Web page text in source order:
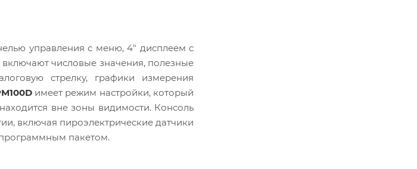
управления с меню, 4" дисплеем с
числовые значения, полезные
стрелку, графики измерения
имеет режим настройки, который
вне зоны видимости. Консоль
включая пироэлектрические датчики
пакетом.